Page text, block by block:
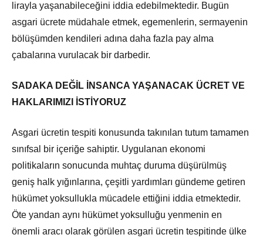
lirayla yaşanabileceğini iddia edebilmektedir. Bugün
asgari ücrete müdahale etmek, egemenlerin, sermayenin
bölüşümden kendileri adına daha fazla pay alma
çabalarına vurulacak bir darbedir.
SADAKA DEĞİL İNSANCA YAŞANACAK ÜCRET VE
HAKLARIMIZI İSTİYORUZ
Asgari ücretin tespiti konusunda takınılan tutum tamamen
sınıfsal bir içeriğe sahiptir. Uygulanan ekonomi
politikaların sonucunda muhtaç duruma düşürülmüş
geniş halk yığınlarına, çeşitli yardımları gündeme getiren
hükümet yoksullukla mücadele ettiğini iddia etmektedir.
Öte yandan aynı hükümet yoksulluğu yenmenin en
önemli aracı olarak görülen asgari ücretin tespitinde ülke